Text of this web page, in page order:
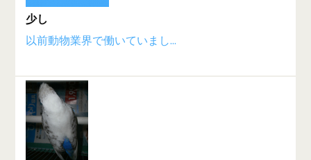
少し
以前動物業界で働いていまし...